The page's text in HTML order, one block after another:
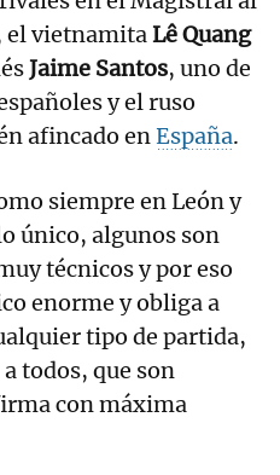
el vietnamitaLê Quang
Jaime Santos, uno de
y el ruso
afincado enEspaña.
siempre en León y
único, algunos son
técnicos y por eso
enorme y obliga a
tipo de partida,
todos, que son
con máxima